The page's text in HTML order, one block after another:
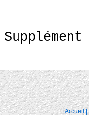
| Accueil |